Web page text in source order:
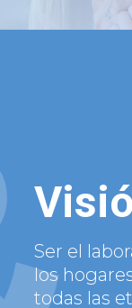
Ser el
los
todas las